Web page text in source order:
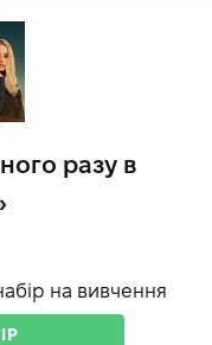
разу в
на вивчення